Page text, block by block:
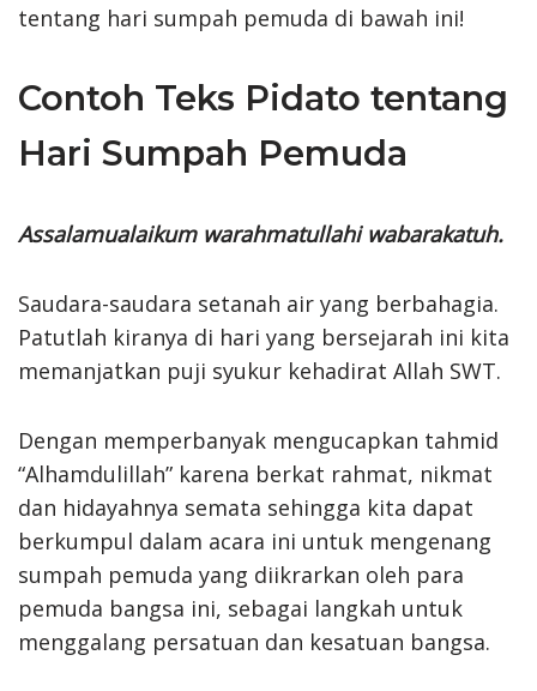
tentang hari sumpah pemuda di bawah ini!
Contoh Teks Pidato tentang
Hari Sumpah Pemuda
Assalamualaikum warahmatullahi wabarakatuh.
Saudara-saudara setanah air yang berbahagia.
Patutlah kiranya di hari yang bersejarah ini kita
memanjatkan puji syukur kehadirat Allah SWT.
Dengan memperbanyak mengucapkan tahmid
“Alhamdulillah” karena berkat rahmat, nikmat
dan hidayahnya semata sehingga kita dapat
berkumpul dalam acara ini untuk mengenang
sumpah pemuda yang diikrarkan oleh para
pemuda bangsa ini, sebagai langkah untuk
menggalang persatuan dan kesatuan bangsa.